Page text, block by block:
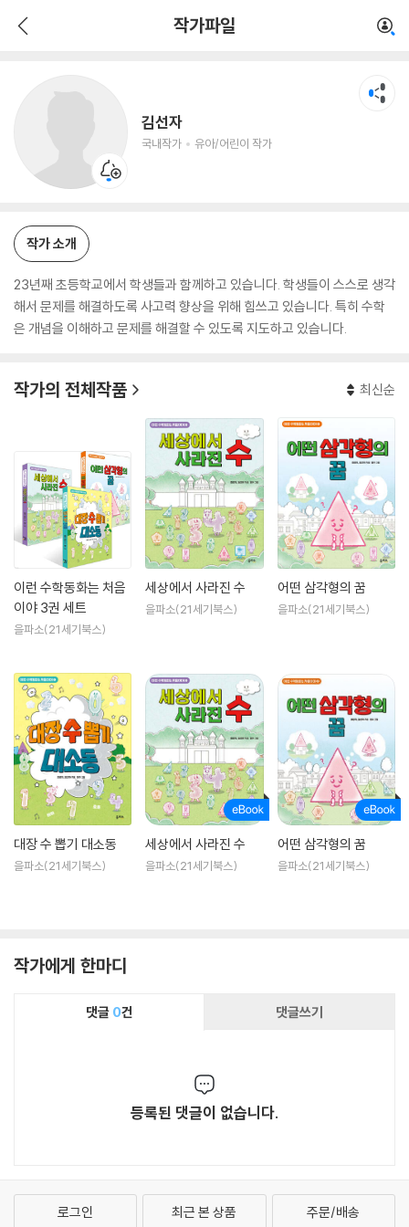
작가파일
김선자
국내작가 유아/어린이 작가
유아/어린이 작가
작가 소개
23년째 초등학교에서 학생들과 함께하고 있습니다. 학생들이 스스로 생각
해서 문제를 해결하도록 사고력 향상을 위해 힘쓰고 있습니다. 특히 수학
은 개념을 이해하고 문제를 해결할 수 있도록 지도하고 있습니다.
작가의 전체작품 최신순
이런 수학동화는 처음
이야 3권 세트
을파소(21세기북스)
세상에서 사라진 수
을파소(21세기북스)
어떤 삼각형의 꿈
을파소(21세기북스)
대장 수 뽑기 대소동
을파소(21세기북스)
세상에서 사라진 수
을파소(21세기북스)
어떤 삼각형의 꿈
을파소(21세기북스)
작가에게 한마디
댓글 0건 댓글쓰기
등록된 댓글이 없습니다.
로그인 최근 본 상품 주문/배송